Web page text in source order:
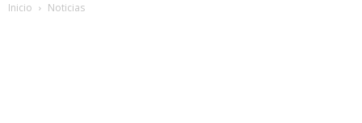
Inicio Noticias